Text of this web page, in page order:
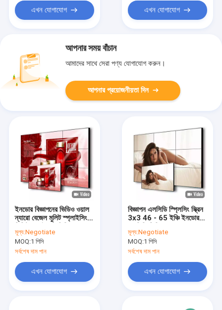
এখন যোগাযোগ এখন যোগাযোগ
আপনার সময় বাঁচান
আমাদের সাথে সেরা পণ্য যোগাযোগ করুন।
আপনার প্রয়োজনীয়তা দিন
ইনডোর বিজ্ঞাপনের ভিডিও ওয়াল
ন্যারো বেজেল মুলিট স্প্লাইসিং
মূল্য:Negotiate
MOQ:1 পিসি
সর্বশেষ দাম পান
এখন যোগাযোগ
বিজ্ঞাপন এলসিডি স্প্লিসিং স্ক্রিন
3x3 46 - 65 ইঞ্চি ইনডোর
মূল্য:Negotiate
MOQ:1 পিসি
সর্বশেষ দাম পান
এখন যোগাযোগ